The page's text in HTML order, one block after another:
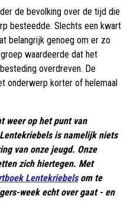
de bevolking over de tijd die
besteedde. Slechts een kwart
belangrijk genoeg om er zo
waardeerde dat het
overdreven. De
onderwerp korter of helemaal
weer op het punt van
is namelijk niets
van onze jeugd. Onze
zich hiertegen. Met
Lentekriebelsom te
week echt over gaat - en